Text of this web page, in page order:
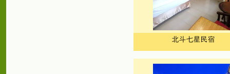
北斗七星民宿